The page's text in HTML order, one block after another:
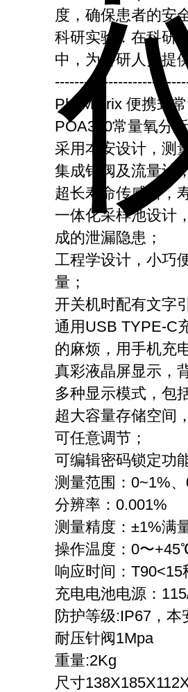
度，确保患者的安
科研实验：在科研
中，为科研人员提
PhyMetrix 便携式
POA300常量氧分
采用本安设计，测
集成针阀及流量计
超长寿命传感器，
一体化采样池设计
成的泄漏隐患；
工程学设计，小巧
量；
开关机时配有文字
通用USB TYPE-C
的麻烦，用手机充
真彩液晶屏显示，
多种显示模式，包
超大容量存储空间
可任意调节；
可编辑密码锁定功
测量范围：0~1%
分辨率：0.001%
测量精度：±1%满
操作温度：0〜
响应时间：
充电电池电源：
防护等级:IP67，本
耐压针阀1Mpa
重量:2Kg
尺寸